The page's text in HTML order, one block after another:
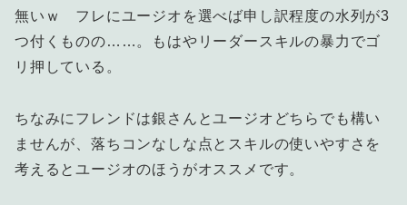
無いｗ フレにユージオを選べば申し訳程度の水列が3
つ付くものの……。もはやリーダースキルの暴力でゴ
リ押している。
ちなみにフレンドは銀さんとユージオどちらでも構い
ませんが、落ちコンなしな点とスキルの使いやすさを
考えるとユージオのほうがオススメです。